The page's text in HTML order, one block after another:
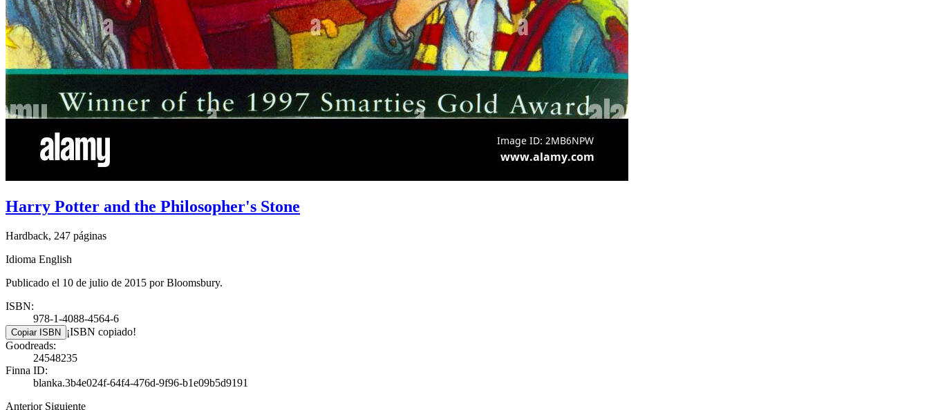
Harry Potter and the Philosopher's Stone
Hardback, 247 páginas
Idioma English
Publicado el 10 de julio de 2015 por Bloomsbury.
ISBN:
978-1-4088-4564-6
Copiar ISBN ¡ISBN copiado!
Goodreads:
24548235
Finna ID:
blanka.3b4e024f-64f4-476d-9f96-b1e09b5d9191
Anterior Siguiente